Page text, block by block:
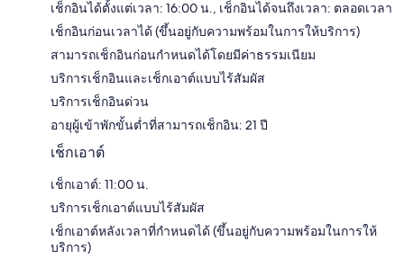
เช็กอินได้ตั้งแต่เวลา: 16:00 น., เช็กอินได้จนถึงเวลา: ตลอดเวลา
เช็กอินก่อนเวลาได้ (ขึ้นอยู่กับความพร้อมในการให้บริการ)
สามารถเช็กอินก่อนกำหนดได้โดยมีค่าธรรมเนียม
บริการเช็กอินและเช็กเอาต์แบบไร้สัมผัส
บริการเช็กอินด่วน
อายุผู้เข้าพักขั้นต่ำที่สามารถเช็กอิน: 21 ปี
เช็กเอาต์
เช็กเอาต์: 11:00 น.
บริการเช็กเอาต์แบบไร้สัมผัส
เช็กเอาต์หลังเวลาที่กำหนดได้ (ขึ้นอยู่กับความพร้อมในการให้
บริการ)